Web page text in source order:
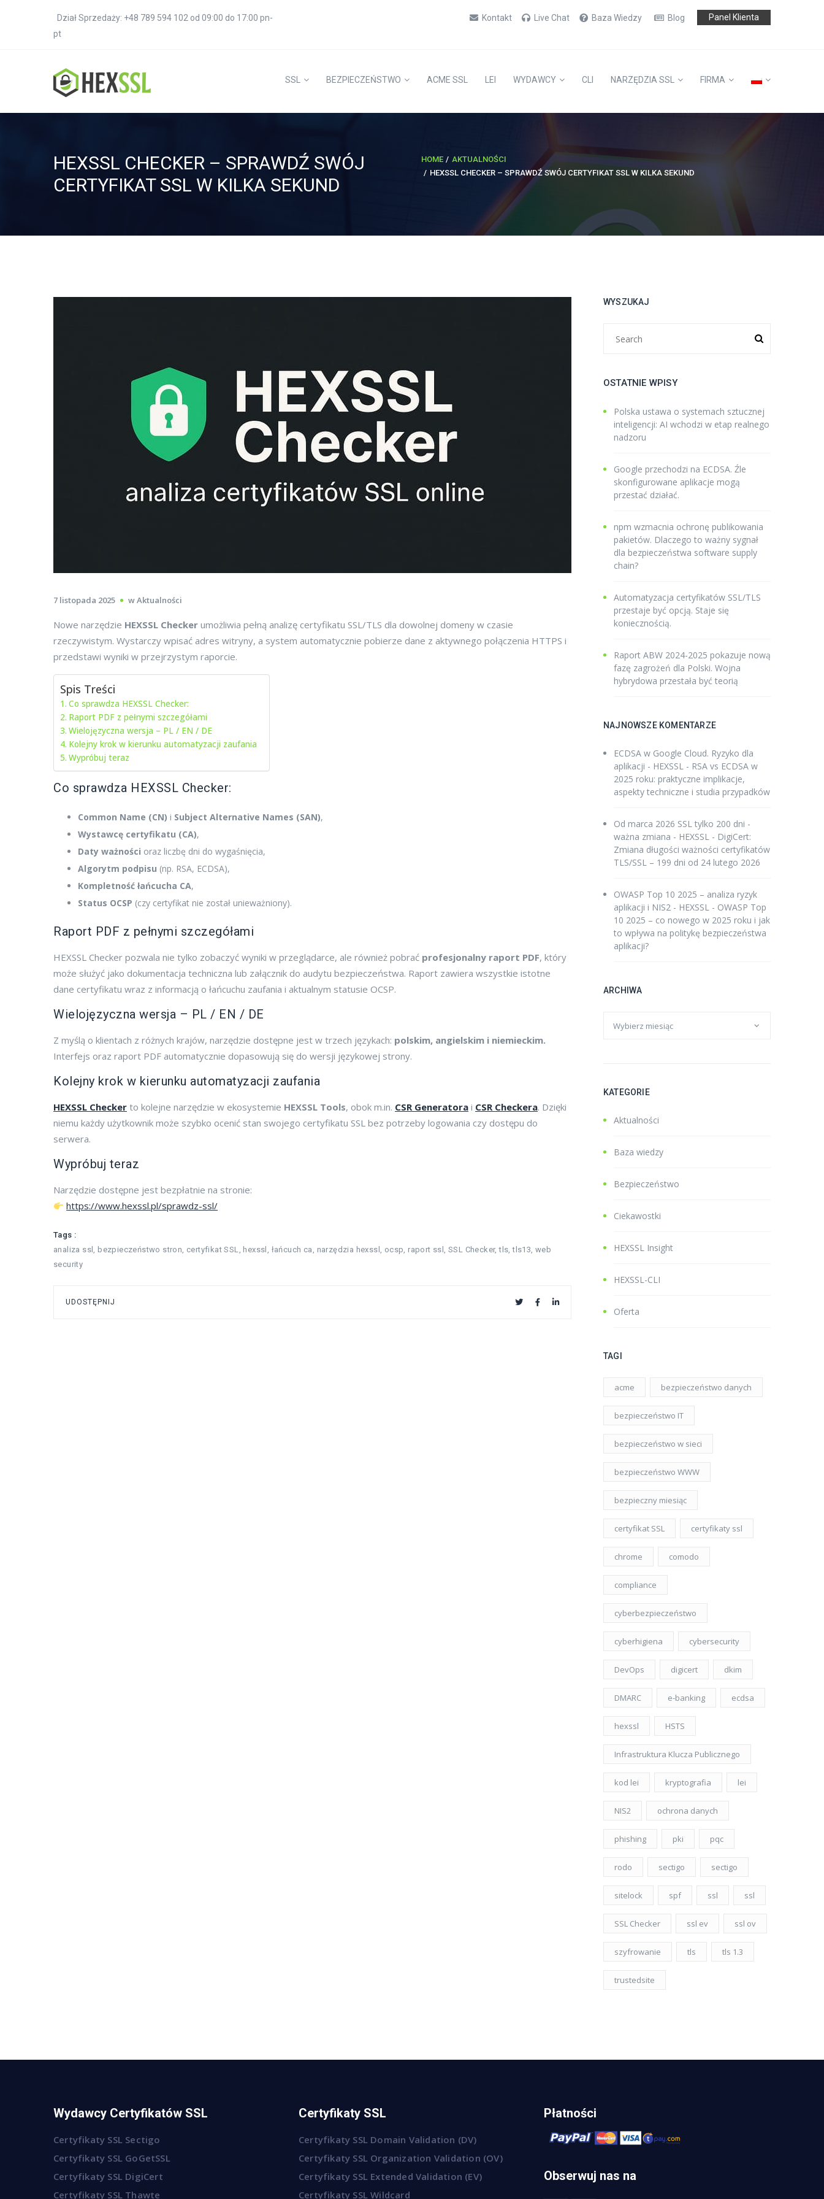
Dział Sprzedaży: +48 789 594 102 od 09:00 do 17:00 pn-
pt
Kontakt Live Chat Baza Wiedzy Blog Panel Klienta
SSL BEZPIECZEŃSTWO ACME SSL LEI WYDAWCY CLI NARZĘDZIA SSL FIRMA
HEXSSL CHECKER – SPRAWDŹ SWÓJ
CERTYFIKAT SSL W KILKA SEKUND
HOME
AKTUALNOŚCI
HEXSSL CHECKER – SPRAWDŹ SWÓJ CERTYFIKAT SSL W KILKA SEKUND
7 listopada 2025 wAktualności
Nowe narzędzie HEXSSL Checker umożliwia pełną analizę certyfikatu SSL/TLS dla dowolnej domeny w czasie
rzeczywistym. Wystarczy wpisać adres witryny, a system automatycznie pobierze dane z aktywnego połączenia HTTPS i
przedstawi wyniki w przejrzystym raporcie.
Spis Treści
Co sprawdza HEXSSL Checker:
Raport PDF z pełnymi szczegółami
Wielojęzyczna wersja – PL / EN / DE
Kolejny krok w kierunku automatyzacji zaufania
Wypróbuj teraz
Co sprawdza HEXSSL Checker:
Common Name (CN) i Subject Alternative Names (SAN),
Wystawcę certyfikatu (CA),
Daty ważności oraz liczbę dni do wygaśnięcia,
Algorytm podpisu (np. RSA, ECDSA),
Kompletność łańcucha CA,
Status OCSP (czy certyfikat nie został unieważniony).
Raport PDF z pełnymi szczegółami
HEXSSL Checker pozwala nie tylko zobaczyć wyniki w przeglądarce, ale również pobrać profesjonalny raport PDF, który
może służyć jako dokumentacja techniczna lub załącznik do audytu bezpieczeństwa. Raport zawiera wszystkie istotne
dane certyfikatu wraz z informacją o łańcuchu zaufania i aktualnym statusie OCSP.
Wielojęzyczna wersja – PL / EN / DE
Z myślą o klientach z różnych krajów, narzędzie dostępne jest w trzech językach: polskim, angielskim i niemieckim.
Interfejs oraz raport PDF automatycznie dopasowują się do wersji językowej strony.
Kolejny krok w kierunku automatyzacji zaufania
HEXSSL Checker to kolejne narzędzie w ekosystemie HEXSSL Tools, obok m.in. CSR Generatora i CSR Checkera. Dzięki
niemu każdy użytkownik może szybko ocenić stan swojego certyfikatu SSL bez potrzeby logowania czy dostępu do
serwera.
Wypróbuj teraz
Narzędzie dostępne jest bezpłatnie na stronie:
https://www.hexssl.pl/sprawdz-ssl/
Tags :
analiza ssl , bezpieczeństwo stron, certyfikat SSL, hexssl , łańcuch ca , narzędzia hexssl , ocsp, raport ssl , SSL Checker,tls,tls13,web
security
UDOSTĘPNIJ
WYSZUKAJ
OSTATNIE WPISY
Polska ustawa o systemach sztucznej
inteligencji: AI wchodzi w etap realnego
nadzoru
Google przechodzi na ECDSA. Źle
skonfigurowane aplikacje mogą
przestać działać.
npm wzmacnia ochronę publikowania
pakietów. Dlaczego to ważny sygnał
dla bezpieczeństwa software supply
chain?
Automatyzacja certyfikatów SSL/TLS
przestaje być opcją. Staje się
koniecznością.
Raport ABW 2024-2025 pokazuje nową
fazę zagrożeń dla Polski. Wojna
hybrydowa przestała być teorią
NAJNOWSZE KOMENTARZE
ECDSA w Google Cloud. Ryzyko dla
aplikacji - HEXSSL - RSA vs ECDSA w
2025 roku: praktyczne implikacje,
aspekty techniczne i studia przypadków
Od marca 2026 SSL tylko 200 dni -
ważna zmiana - HEXSSL - DigiCert:
Zmiana długości ważności certyfikatów
TLS/SSL – 199 dni od 24 lutego 2026
OWASP Top 10 2025 – analiza ryzyk
aplikacji i NIS2 - HEXSSL - OWASP Top
10 2025 – co nowego w 2025 roku i jak
to wpływa na politykę bezpieczeństwa
aplikacji?
ARCHIWA
KATEGORIE
Aktualności
Baza wiedzy
Bezpieczeństwo
Ciekawostki
HEXSSL Insight
HEXSSL-CLI
Oferta
TAGI
acme bezpieczeństwo danych
bezpieczeństwo IT
bezpieczeństwo w sieci
bezpieczeństwo WWW
bezpieczny miesiąc
certyfikat SSL certyfikaty ssl
chrome comodo
compliance
cyberbezpieczeństwo
cyberhigiena cybersecurity
DevOps digicert dkim
DMARC e-banking ecdsa
hexssl HSTS
Infrastruktura Klucza Publicznego
kod lei kryptografia lei
NIS2 ochrona danych
phishing pki pqc
rodo sectigo sectigo
sitelock spf ssl ssl
SSL Checker ssl ev ssl ov
szyfrowanie tls tls 1.3
trustedsite
Wydawcy Certyfikatów SSL
Certyfikaty SSL Sectigo
Certyfikaty SSL GoGetSSL
Certyfikaty SSL DigiCert
Certyfikaty SSL Thawte
Certyfikaty SSL
Certyfikaty SSL Domain Validation (DV)
Certyfikaty SSL Organization Validation (OV)
Certyfikaty SSL Extended Validation (EV)
Certyfikaty SSL Wildcard
Płatności
Obserwuj nas na